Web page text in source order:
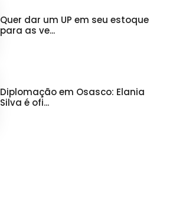
Quer dar um UP em seu estoque
para as ve...
Diplomação em Osasco: Elania
Silva é ofi...